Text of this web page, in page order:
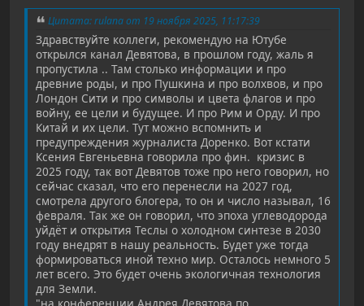
Цитата: rulana от 19 ноября 2025, 11:17:39
Здравствуйте коллеги, рекомендую на Ютубе
открылся канал Девятова, в прошлом году, жаль я
пропустила .. Там столько информации и про
древние роды, и про Пушкина и про волхвов, и про
Лондон Сити и про символы и цвета флагов и про
войну, ее цели и будущее. И про Рим и Орду. И про
Китай и их цели. Тут можно вспомнить и
предупреждения журналиста Доренко. Вот кстати
Ксения Евгеньевна говорила про фин. кризис в
2025 году, так вот Девятов тоже про него говорил, но
сейчас сказал, что его перенесли на 2027 год,
смотрела другого блогера, то он и число называл, 16
февраля. Так же он говорил, что эпоха углеводорода
уйдёт и открытия Теслы о холодном синтезе в 2030
году внедрят в нашу реальность. Будет уже тогда
формироваться иной техно мир. Осталось немного 5
лет всего. Это будет очень экологичная технология
для Земли.
"на конференции Андрея Девятова по